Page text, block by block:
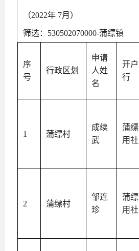
（2022年 7月）
筛选：530502070000-蒲缥镇
序
号
行政区划
申请
人姓
名
开
行
1 蒲缥村
成续
武
蒲
用社
2 蒲缥村
邹连
珍
蒲
用社